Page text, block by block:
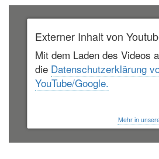
Externer Inhalt von
Mit dem Laden des Videos
die Datenschutzerklärung
YouTube/Google.
Mehr in